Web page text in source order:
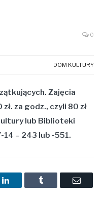
0
DOM KULTURY
Zajęcia
za godz., czyli 80 zł
lub Biblioteki
– 243 lub -551.
LinkedInTumblr Email